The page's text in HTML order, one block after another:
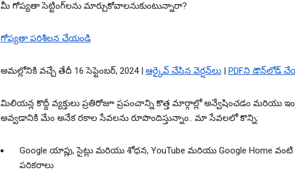
మీ గోప్యతా సెట్టింగ్‌లను మార్చుకోవాలనుకుంటున్నారా?
గోప్యతా పరిశీలన చేయండి
అమల్లోనికి వచ్చే తేదీ 16 సెప్టెంబర్, 2024 | ఆర్కైవ్ చేసిన వెర్షన్‌లు| PDFని డౌన్‌లోడ్
మిలియన్ల కొద్దీ వ్యక్తులు ప్రతిరోజూ ప్రపంచాన్ని కొత్త మార్గాల్లో అన్వేషించడం మరియు
అవ్వడానికి మేం అనేక రకాల సేవలను రూపొందిస్తున్నాం.. మా సేవలలో కొన్ని:
Google యాప్లు, సైట్లు మరియు శోధన, YouTube మరియు Google Home వంటి
పరికరాలు